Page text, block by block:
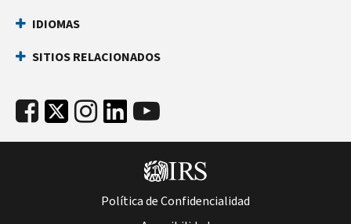
IDIOMAS
SITIOS RELACIONADOS
Política de Confidencialidad